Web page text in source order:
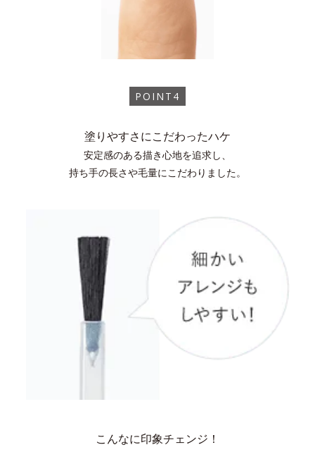
POINT4
塗りやすさにこだわったハケ
安定感のある描き心地を追求し、
持ち手の長さや毛量にこだわりました。
こんなに印象チェンジ！